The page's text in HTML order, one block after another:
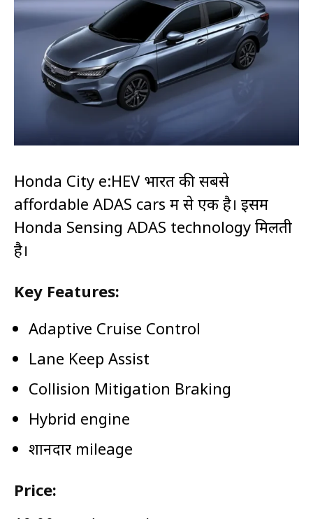
Honda City e:HEV भारत की सबसे
affordable ADAS cars में से एक है। इसमें
Honda Sensing ADAS technology मिलती
है।
Key Features:
Adaptive Cruise Control
Lane Keep Assist
Collision Mitigation Braking
Hybrid engine
शानदार mileage
Price: